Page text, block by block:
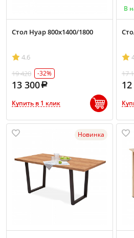
Стол Нуар 800х1400/1800
4.6
19 420
-32%
13 300
Купить в 1 клик
В
17
Новинка